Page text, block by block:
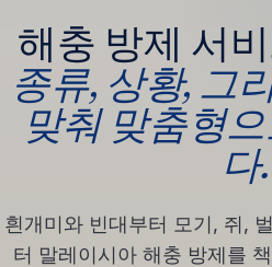
해충 방제 서
종류, 상황, 그
맞춰 맞춤형
다.
흰개미와 빈대부터 모기, 쥐,
터 말레이시아 해충 방제를